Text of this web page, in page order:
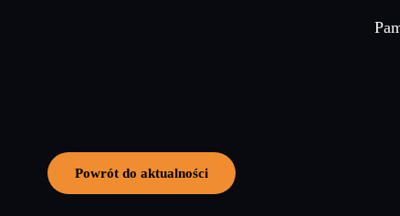
Powrót do aktualności